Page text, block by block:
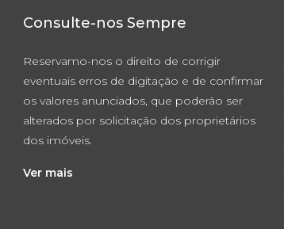
Consulte-nos Sempre
Reservamo-nos o direito de corrigir
eventuais erros de digitação e de confirmar
os valores anunciados, que poderão ser
alterados por solicitação dos proprietários
dos imóveis.
Ver mais